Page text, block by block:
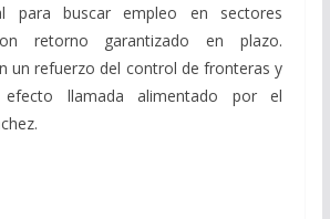
para buscar empleo en sectores
retorno garantizado en plazo.
un refuerzo del control de fronteras y
llamada alimentado por el